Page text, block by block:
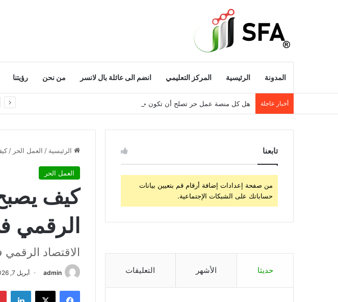
المدونة الرئيسية المركز التعليمي انضم الى عائلة بال لانسر من نحن رؤيتنا
أخبار عاجلة هل كل منصة عمل حر تصلح أن تكون جزءًا من حل اقتصادي حقيقي؟
الرئيسية / العمل الحر /
العمل الحر
كيف
الرقمي
الاقتصاد الرقمي
admin أبريل 7, 2026
فيسبوك لينكدإن
تابعنا
من صفحة إعدادات إضافة أرقام قم بتعيين بيانات
حساباتك على الشبكات الإجتماعية.
حديثا الأشهر التعليقات